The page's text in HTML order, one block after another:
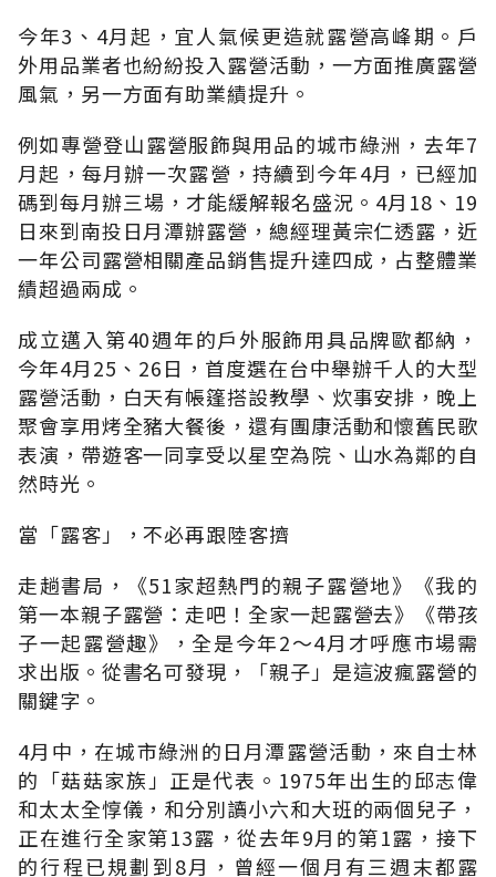
今年3、4月起，宜人氣候更造就露營高峰期。戶
外用品業者也紛紛投入露營活動，一方面推廣露營
風氣，另一方面有助業績提升。
例如專營登山露營服飾與用品的城市綠洲，去年7
月起，每月辦一次露營，持續到今年4月，已經加
碼到每月辦三場，才能緩解報名盛況。4月18、19
日來到南投日月潭辦露營，總經理黃宗仁透露，近
一年公司露營相關產品銷售提升達四成，占整體業
績超過兩成。
成立邁入第40週年的戶外服飾用具品牌歐都納，
今年4月25、26日，首度選在台中舉辦千人的大型
露營活動，白天有帳篷搭設教學、炊事安排，晚上
聚會享用烤全豬大餐後，還有團康活動和懷舊民歌
表演，帶遊客一同享受以星空為院、山水為鄰的自
然時光。
當「露客」，不必再跟陸客擠
走趟書局，《51家超熱門的親子露營地》《我的
第一本親子露營：走吧！全家一起露營去》《帶孩
子一起露營趣》，全是今年2～4月才呼應市場需
求出版。從書名可發現，「親子」是這波瘋露營的
關鍵字。
4月中，在城市綠洲的日月潭露營活動，來自士林
的「菇菇家族」正是代表。1975年出生的邱志偉
和太太全惇儀，和分別讀小六和大班的兩個兒子，
正在進行全家第13露，從去年9月的第1露，接下
的行程已規劃到8月，曾經一個月有三週末都露